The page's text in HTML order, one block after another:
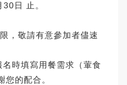
日 止。
，敬請有意參加者儘速
時填寫用餐需求（葷食
您的配合。